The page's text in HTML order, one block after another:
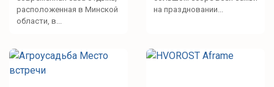
расположенная в Минской
области, в...
на праздновании...